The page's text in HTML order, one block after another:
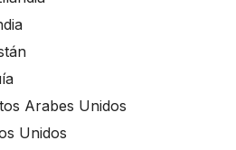
Arabes Unidos
Unidos